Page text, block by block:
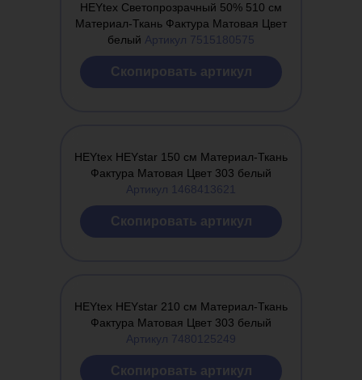
HEYtex Светопрозрачный 50% 510 см
Материал-Ткань Фактура Матовая Цвет
белый Артикул 7515180575
Cкопировать артикул
HEYtex HEYstar 150 см Материал-Ткань
Фактура Матовая Цвет 303 белый
Артикул 1468413621
Cкопировать артикул
HEYtex HEYstar 210 см Материал-Ткань
Фактура Матовая Цвет 303 белый
Артикул 7480125249
Cкопировать артикул